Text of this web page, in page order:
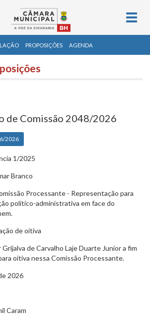
PROPOSIÇÕES AGENDA
de Comissão 2048/2026
2026
1/2025
Branco
Processante - Representação para
político-administrativa em face do
de oitiva
de Carvalho Laje Duarte Junior a fim
oitiva nessa Comissão Processante.
2026
Caram